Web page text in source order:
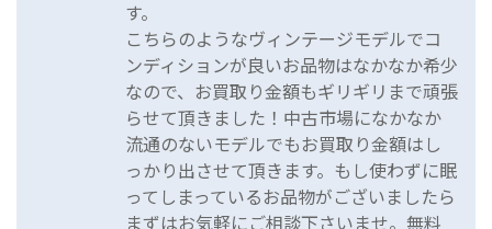
す。
こちらのようなヴィンテージモデルでコ
ンディションが良いお品物はなかなか希少
なので、お買取り金額もギリギリまで頑張
らせて頂きました！中古市場になかなか
流通のないモデルでもお買取り金額はし
っかり出させて頂きます。もし使わずに眠
ってしまっているお品物がございましたら
まずはお気軽にご相談下さいませ。無料